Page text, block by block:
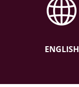
ENGLISH